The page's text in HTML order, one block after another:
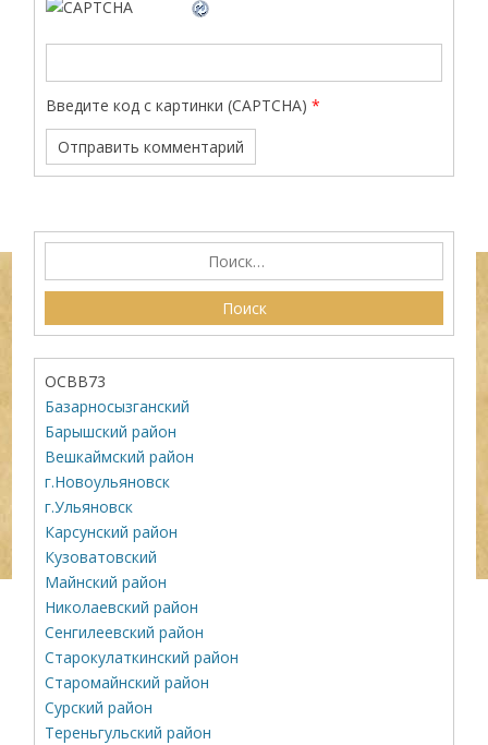
Введите код с картинки (CAPTCHA) *
ОСВВ73
Базарносызганский
Барышский район
Вешкаймский район
г.Новоульяновск
г.Ульяновск
Карсунский район
Кузоватовский
Майнский район
Николаевский район
Сенгилеевский район
Старокулаткинский район
Старомайнский район
Сурский район
Тереньгульский район